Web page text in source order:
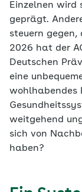
Einzelnen wird
geprägt.
steuern
2026 hat der
Deutschen
eine
wohlhabendes
weitgehend
sich von
haben?